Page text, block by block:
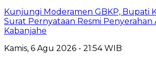
Kunjungi Moderamen GBKP, Bupati
Surat Pernyataan Resmi Penyerahan
Kabanjahe
Kamis, 6 Agu 2026 - 21:54 WIB